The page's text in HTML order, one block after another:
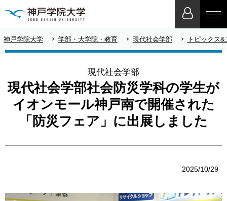
神戸学院大学 学部・大学院・教育 現代社会学部 トピックス
現代社会学部
現代社会学部社会防災学科の学生が
イオンモール神戸南で開催された
「防災フェア」に出展しました
2025/10/29